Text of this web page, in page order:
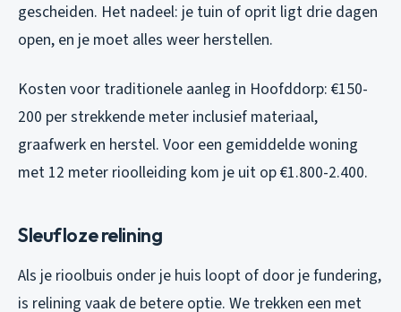
gescheiden. Het nadeel: je tuin of oprit ligt drie dagen
open, en je moet alles weer herstellen.
Kosten voor traditionele aanleg in Hoofddorp: €150-
200 per strekkende meter inclusief materiaal,
graafwerk en herstel. Voor een gemiddelde woning
met 12 meter rioolleiding kom je uit op €1.800-2.400.
Sleufloze relining
Als je rioolbuis onder je huis loopt of door je fundering,
is relining vaak de betere optie. We trekken een met